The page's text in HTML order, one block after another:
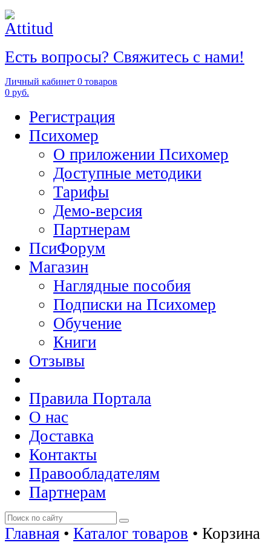
Есть вопросы? Свяжитесь с нами!
Личный кабинет 0 товаров
0 руб.
Регистрация
Психомер
О приложении Психомер
Доступные методики
Тарифы
Демо-версия
Партнерам
ПсиФорум
Магазин
Наглядные пособия
Подписки на Психомер
Обучение
Книги
Отзывы
Правила Портала
О нас
Доставка
Контакты
Правообладателям
Партнерам
Главная • Каталог товаров • Корзина